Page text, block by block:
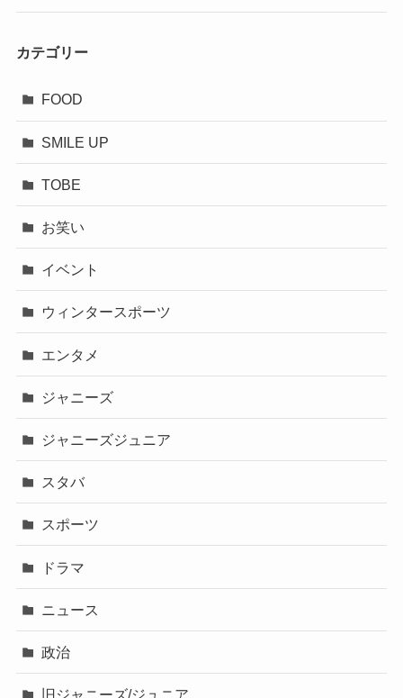
カテゴリー
FOOD
SMILE UP
TOBE
お笑い
イベント
ウィンタースポーツ
エンタメ
ジャニーズ
ジャニーズジュニア
スタバ
スポーツ
ドラマ
ニュース
政治
旧ジャニーズ/ジュニア